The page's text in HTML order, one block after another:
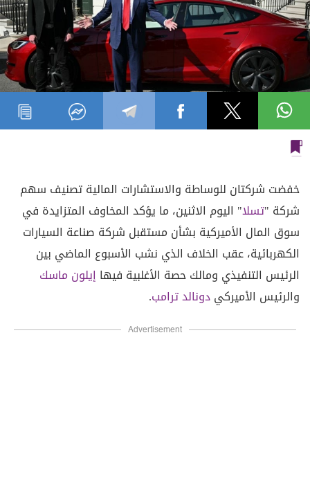
خفضت شركتان للوساطة والاستشارات المالية تصنيف سهم
شركة "تسلا" اليوم الاثنين، ما يؤكد المخاوف المتزايدة في
سوق المال الأميركية بشأن مستقبل شركة صناعة السيارات
الكهربائية، عقب الخلاف الذي نشب الأسبوع الماضي بين
الرئيس التنفيذي ومالك حصة الأغلبية فيها إيلون ماسك
والرئيس الأميركيدونالد ترامب.
Advertisement